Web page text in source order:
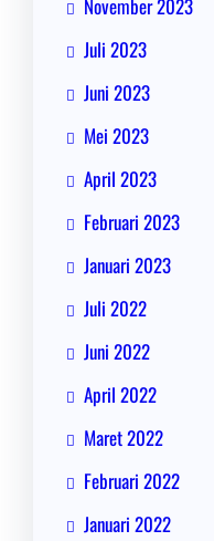
November 2023
Juli 2023
Juni 2023
Mei 2023
April 2023
Februari 2023
Januari 2023
Juli 2022
Juni 2022
April 2022
Maret 2022
Februari 2022
Januari 2022